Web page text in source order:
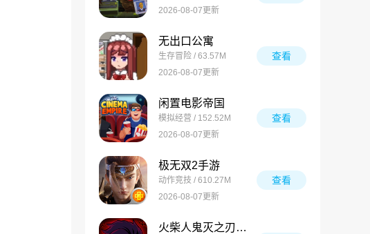
2026-08-07更新
无出口公寓
生存冒险 / 63.57M
2026-08-07更新
查看
闲置电影帝国
模拟经营 / 152.52M
2026-08-07更新
查看
极无双2手游
动作竞技 / 610.27M
2026-08-07更新
查看
火柴人鬼灭之刃游戏